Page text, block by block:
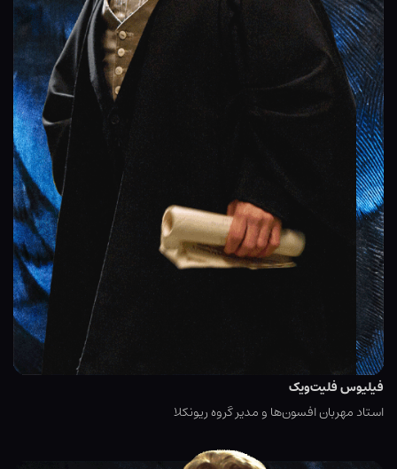
فیلیوس فلیت‌ویک
استاد مهربان افسون‌ها و مدیر گروه ریونکلا